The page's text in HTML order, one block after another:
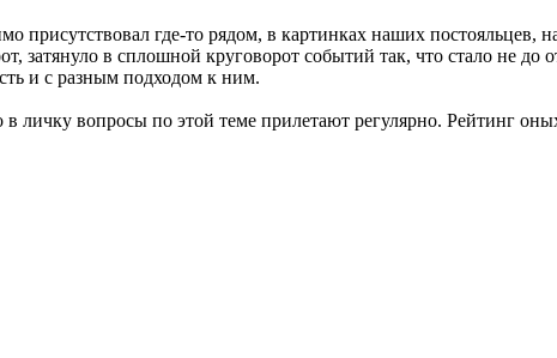
присутствовал где-то рядом, в картинках наших постояльцев,
затянуло в сплошной круговорот событий так, что стало не
и с разным подходом к ним.
в личку вопросы по этой теме прилетают регулярно. Рейтинг